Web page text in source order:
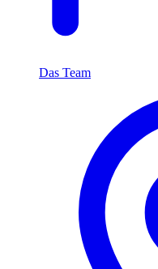
Das Team